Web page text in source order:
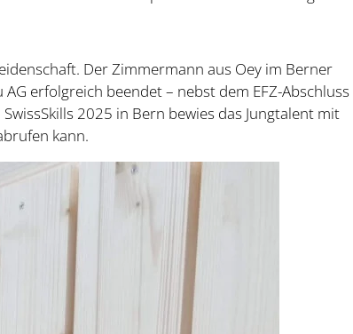
Der Zimmermann aus Oey im Berner
erfolgreich beendet – nebst dem EFZ-Abschluss
2025 in Bern bewies das Jungtalent mit
kann.